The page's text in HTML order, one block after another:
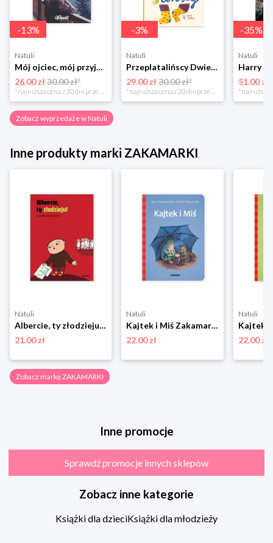
-13%
Natuli
Mój ojciec, mój przyjaciel Element
26.00 zł30.00 zł*
*najniższa cena z 30 dni przed obniżką
-3%
Natuli
Przeplatalińscy Dwie siostry
29.00 zł 30.00 zł*
*najniższa cena z 30 dni przed obniżką
-35%
Natuli
51.00 zł
Zobacz wyprzedaże w Natuli
Inne produkty marki ZAKAMARKI
Natuli
Albercie, ty złodzieju! Zakamarki
21.00 zł
Natuli
Kajtek i Miś Zakamarki
22.00 zł
Natuli
22.00 zł
Zobacz markę ZAKAMARKI
Inne promocje
Sprawdź promocje innych sklepów
Zobacz inne kategorie
Książki dla dzieciKsiążki dla młodzieży